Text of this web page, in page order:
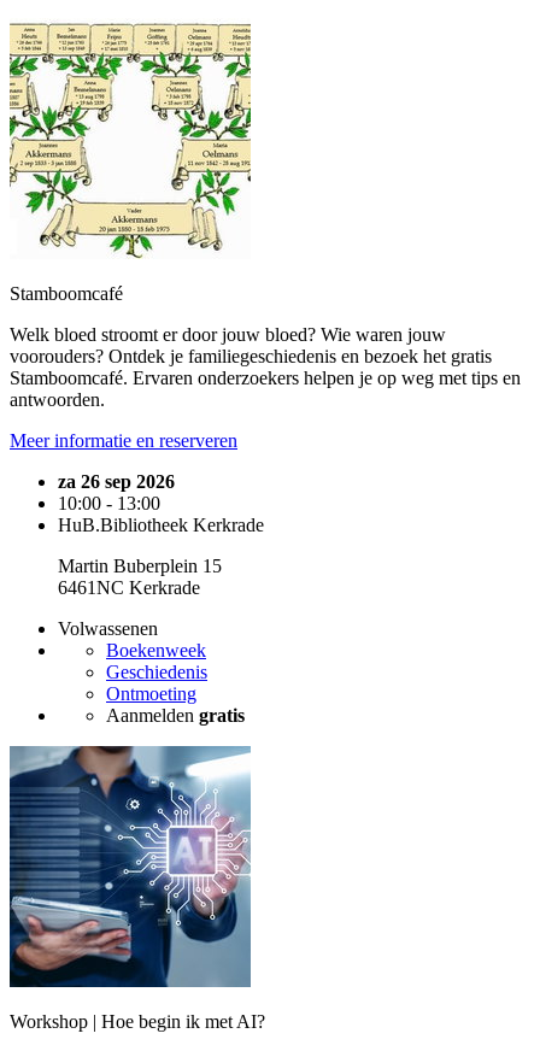
Stamboomcafé
Welk bloed stroomt er door jouw bloed? Wie waren jouw
voorouders? Ontdek je familiegeschiedenis en bezoek het gratis
Stamboomcafé. Ervaren onderzoekers helpen je op weg met tips en
antwoorden.
Meer informatie en reserveren
za 26 sep 2026
10:00 - 13:00
HuB.Bibliotheek Kerkrade
Martin Buberplein 15
6461NC Kerkrade
Volwassenen
Boekenweek
Geschiedenis
Ontmoeting
Aanmelden gratis
Workshop | Hoe begin ik met AI?